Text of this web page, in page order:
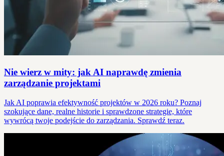
Nie wierz w mity: jak AI naprawdę zmienia
zarządzanie projektami
Jak AI poprawia efektywność projektów w 2026 roku? Poznaj
szokujące dane, realne historie i sprawdzone strategie, które
wywrócą twoje podejście do zarządzania. Sprawdź teraz.